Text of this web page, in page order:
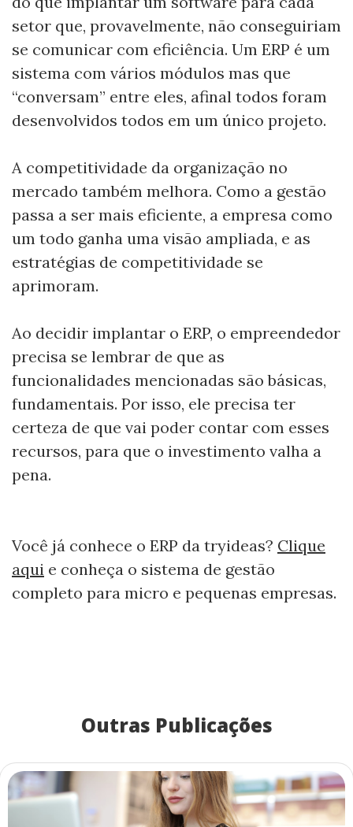
setor que, provavelmente, não conseguiriam
se comunicar com eficiência. Um ERP é um
sistema com vários módulos mas que
“conversam” entre eles, afinal todos foram
desenvolvidos todos em um único projeto.
A competitividade da organização no
mercado também melhora. Como a gestão
passa a ser mais eficiente, a empresa como
um todo ganha uma visão ampliada, e as
estratégias de competitividade se
aprimoram.
Ao decidir implantar o ERP, o empreendedor
precisa se lembrar de que as
funcionalidades mencionadas são básicas,
fundamentais. Por isso, ele precisa ter
certeza de que vai poder contar com esses
recursos, para que o investimento valha a
pena.
Você já conhece o ERP da tryideas? Clique
aqui e conheça o sistema de gestão
completo para micro e pequenas empresas.
Outras Publicações